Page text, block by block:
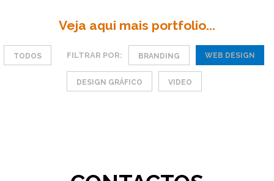
Veja aqui mais portfolio...
TODOS FILTRAR POR: BRANDING WEB DESIGN
DESIGN GRÁFICO VIDEO